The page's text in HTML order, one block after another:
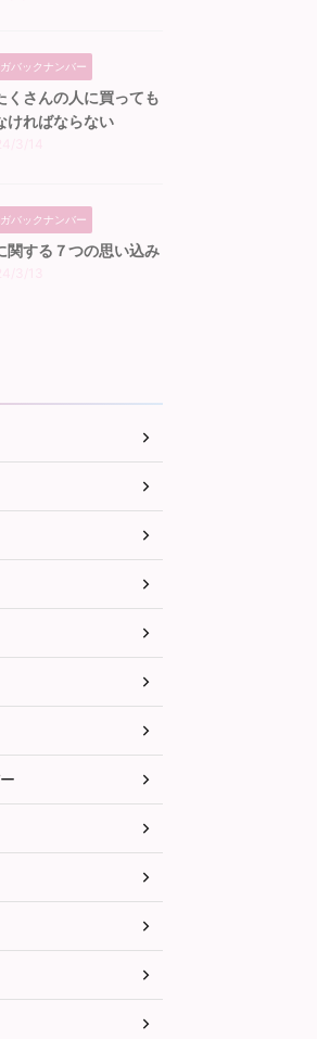
バックナンバー
くさんの人に買っても
ければならない
バックナンバー
関する７つの思い込み